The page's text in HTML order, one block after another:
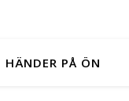
HÄNDER PÅ ÖN